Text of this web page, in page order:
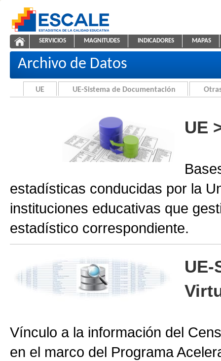
ESCALE - Unidad de Estadística Educativa
Archivo de Datos
NAVEGACIÓN
SERVICIOS MAGNITUDES INDICADORES MAPAS
Archivo de Datos
UE UE-Sistema de Documentación
UE
estadísticas conducidas por la
instituciones educativas que
estadístico correspondiente.
UE-
Vínculo a la información del
en el marco del Programa